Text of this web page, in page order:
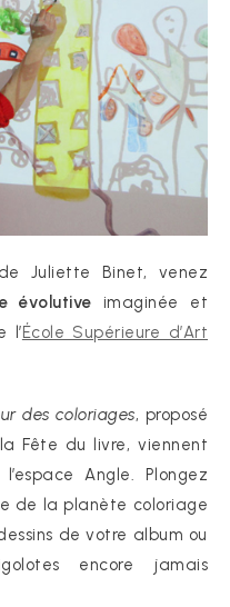
Juliette Binet, venez
évolutive imaginée et
l’École Supérieure d’Art
des coloriages, proposé
Fête du livre, viennent
Angle. Plongez
de la planète coloriage
de votre album ou
encore jamais